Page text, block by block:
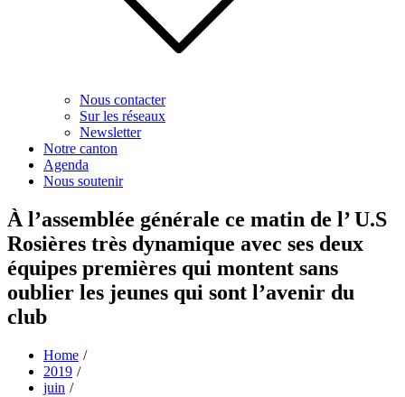
Nous contacter
Sur les réseaux
Newsletter
Notre canton
Agenda
Nous soutenir
À l’assemblée générale ce matin de l’ U.S
Rosières très dynamique avec ses deux
équipes premières qui montent sans
oublier les jeunes qui sont l’avenir du
club
Home
2019
juin